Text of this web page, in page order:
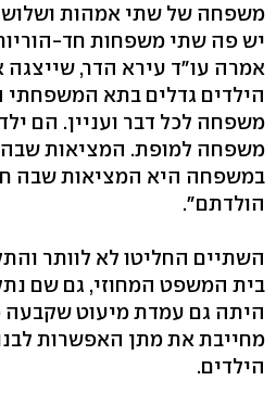
משפחה של שתי אמהות
יש פה שתי משפחות חד-
אמרה עו"ד עירא הדר, שייצגה
הילדים גדלים בתא המשפחתי
משפחה לכל דבר ועניין. הם
משפחה למופת. המציאות
במשפחה היא המציאות שבה
הולדתם".
השתיים החליטו לא לוותר
בית המשפט המחוזי, גם שם
היתה גם עמדת מיעוט שקבעה
מחייבת את מתן האפשרות
הילדים.